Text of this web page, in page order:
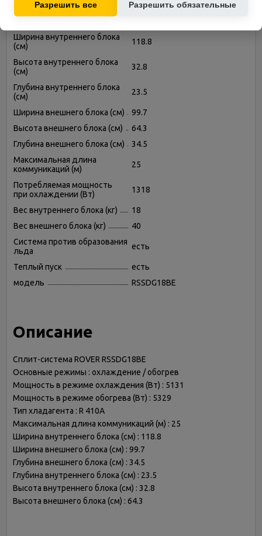
Функция запоминания
Ширина внутреннего блока
(см)
118.8
Высота внутреннего блока
(см)
32.8
Глубина внутреннего блока
(см)
23.5
Ширина внешнего блока (см)
99.7
Высота внешнего блока (см)
64.3
Глубина внешнего блока (см)
34.5
Максимальная длина
коммуникаций (м)
25
Потребляемая мощность
при охлаждении (Вт)
1318
Вес внутреннего блока (кг)
18
Вес внешнего блока (кг)
40
Система против образования
льда
есть
Теплый пуск
есть
модель
RSSDG18BE
Описание
Сплит-система ROVER RSSDG18BE
Основные режимы : охлаждение / обогрев
Мощность в режиме охлаждения (Вт) : 5131
Мощность в режиме обогрева (Вт) : 5329
Тип хладагента : R 410A
Максимальная длина коммуникаций (м) : 25
Ширина внутреннего блока (см) : 118.8
Ширина внешнего блока (см) : 99.7
Глубина внешнего блока (см) : 34.5
Глубина внутреннего блока (см) : 23.5
Высота внутреннего блока (см) : 32.8
Высота внешнего блока (см) : 64.3
Разрешить все Разрешить обязательные